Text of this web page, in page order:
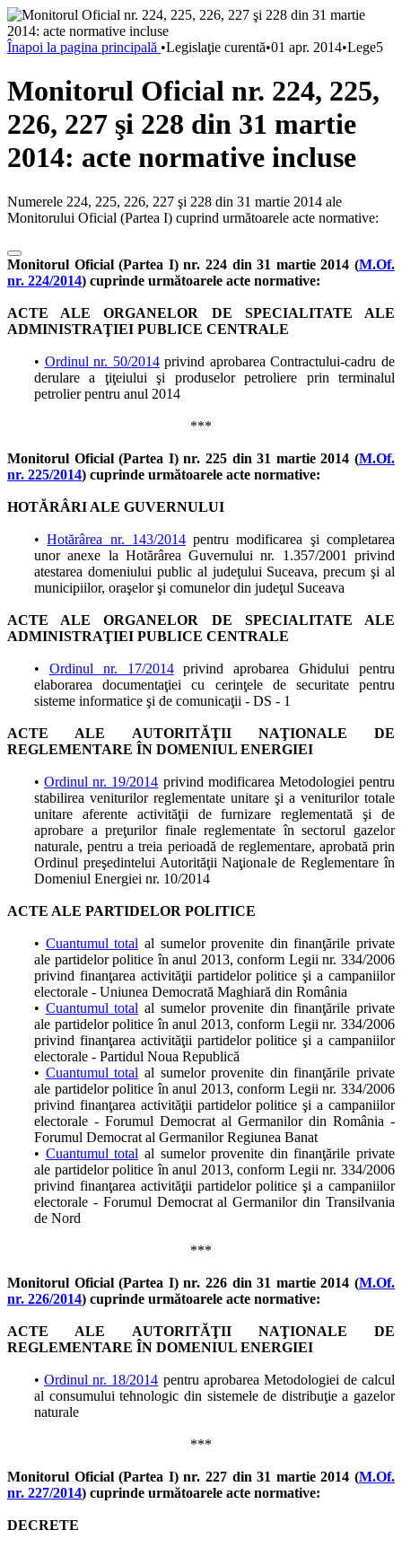
Înapoi la pagina principală •Legislaţie curentă•01 apr. 2014•Lege5
Monitorul Oficial nr. 224, 225,
226, 227 şi 228 din 31 martie
2014: acte normative incluse
Numerele 224, 225, 226, 227 şi 228 din 31 martie 2014 ale
Monitorului Oficial (Partea I) cuprind următoarele acte normative:
Monitorul Oficial (Partea I) nr. 224 din 31 martie 2014 (M.Of.
nr. 224/2014) cuprinde următoarele acte normative:
ACTE ALE ORGANELOR DE SPECIALITATE ALE
ADMINISTRAŢIEI PUBLICE CENTRALE
• Ordinul nr. 50/2014privind aprobarea Contractului-cadru de
derulare a ţiţeiului şi produselor petroliere prin terminalul
petrolier pentru anul 2014
***
Monitorul Oficial (Partea I) nr. 225 din 31 martie 2014 (M.Of.
nr. 225/2014) cuprinde următoarele acte normative:
HOTĂRÂRI ALE GUVERNULUI
•Hotărârea nr. 143/2014pentru modificarea şi completarea
unor anexe la Hotărârea Guvernului nr. 1.357/2001 privind
atestarea domeniului public al judeţului Suceava, precum şi al
municipiilor, oraşelor şi comunelor din judeţul Suceava
ACTE ALE ORGANELOR DE SPECIALITATE ALE
ADMINISTRAŢIEI PUBLICE CENTRALE
• Ordinul nr. 17/2014privind aprobarea Ghidului pentru
elaborarea documentaţiei cu cerinţele de securitate pentru
sisteme informatice şi de comunicaţii - DS - 1
ACTE ALE AUTORITĂŢII NAŢIONALE DE
REGLEMENTARE ÎN DOMENIUL ENERGIEI
•Ordinul nr. 19/2014 privind modificarea Metodologiei pentru
stabilirea veniturilor reglementate unitare şi a veniturilor totale
unitare aferente activităţii de furnizare reglementată şi de
aprobare a preţurilor finale reglementate în sectorul gazelor
naturale, pentru a treia perioadă de reglementare, aprobată prin
Ordinul preşedintelui Autorităţii Naţionale de Reglementare în
Domeniul Energiei nr. 10/2014
ACTE ALE PARTIDELOR POLITICE
• Cuantumul total al sumelor provenite din finanţările private
ale partidelor politice în anul 2013, conform Legii nr. 334/2006
privind finanţarea activităţii partidelor politice şi a campaniilor
electorale - Uniunea Democrată Maghiară din România
• Cuantumul total al sumelor provenite din finanţările private
ale partidelor politice în anul 2013, conform Legii nr. 334/2006
privind finanţarea activităţii partidelor politice şi a campaniilor
electorale - Partidul Noua Republică
• Cuantumul total al sumelor provenite din finanţările private
ale partidelor politice în anul 2013, conform Legii nr. 334/2006
privind finanţarea activităţii partidelor politice şi a campaniilor
electorale - Forumul Democrat al Germanilor din România -
Forumul Democrat al Germanilor Regiunea Banat
• Cuantumul total al sumelor provenite din finanţările private
ale partidelor politice în anul 2013, conform Legii nr. 334/2006
privind finanţarea activităţii partidelor politice şi a campaniilor
electorale - Forumul Democrat al Germanilor din Transilvania
de Nord
***
Monitorul Oficial (Partea I) nr. 226 din 31 martie 2014 (M.Of.
nr. 226/2014) cuprinde următoarele acte normative:
ACTE ALE AUTORITĂŢII NAŢIONALE DE
REGLEMENTARE ÎN DOMENIUL ENERGIEI
•Ordinul nr. 18/2014 pentru aprobarea Metodologiei de calcul
al consumului tehnologic din sistemele de distribuţie a gazelor
naturale
***
Monitorul Oficial (Partea I) nr. 227 din 31 martie 2014 (M.Of.
nr. 227/2014) cuprinde următoarele acte normative:
DECRETE